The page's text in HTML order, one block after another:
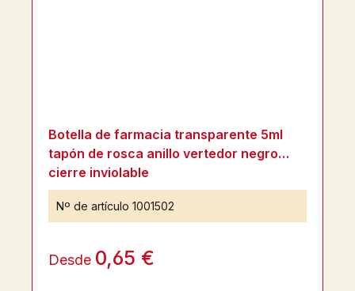
Botella de farmacia transparente 5ml
tapón de rosca anillo vertedor negro
cierre inviolable
Nº de artículo 1001502
Desde 0,65 €